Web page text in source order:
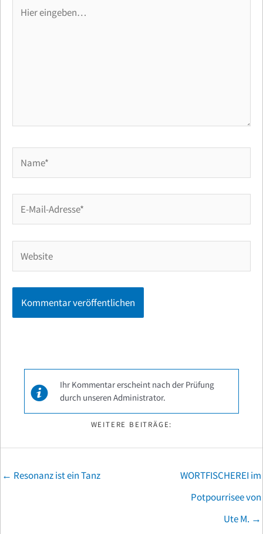
eingeben…
Mail-
Adresse*
Ihr Kommentar erscheint nach der Prüfung
durch unseren Administrator.
WEITERE BEITRÄGE:
Posts
navigation
← Resonanz ist ein Tanz
WORTFISCHEREI im
Potpourrisee von
Ute M. →